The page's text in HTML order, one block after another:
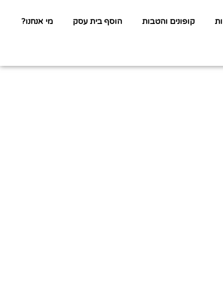
קופונים והטבות הוסף בית עסק מי אנחנו?